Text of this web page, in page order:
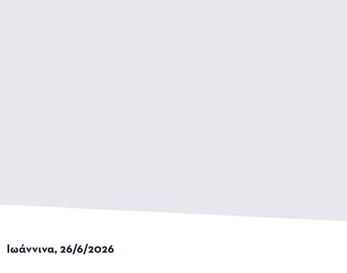
Ιωάννινα, 26/6/2026